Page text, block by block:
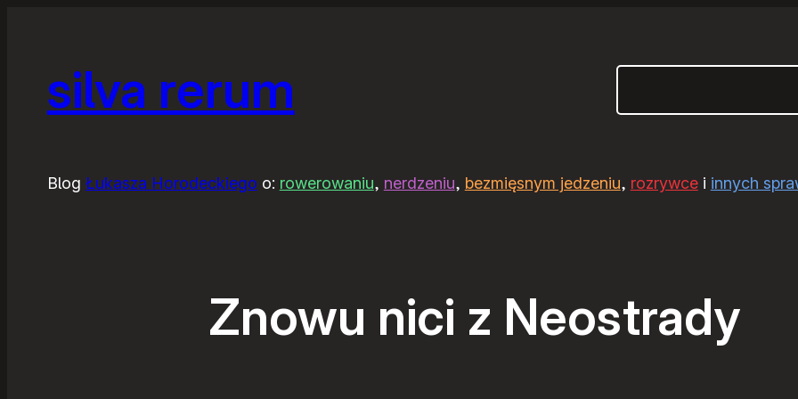
silva rerum
Blog Łukasza Horodeckiego o: rowerowaniu, nerdzeniu, bezmięsnym jedzeniu, rozrywcei innych
Znowu nici z Neostrady